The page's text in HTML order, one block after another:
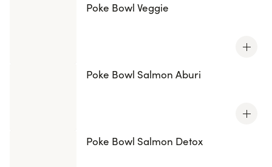
Poke Bowl Veggie
Poke Bowl Salmon Aburi
Poke Bowl Salmon Detox